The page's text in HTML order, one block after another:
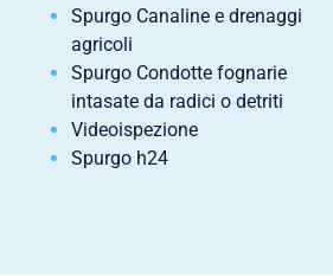
Spurgo Canaline e drenaggi
agricoli
Spurgo Condotte fognarie
intasate da radici o detriti
Videoispezione
Spurgo h24